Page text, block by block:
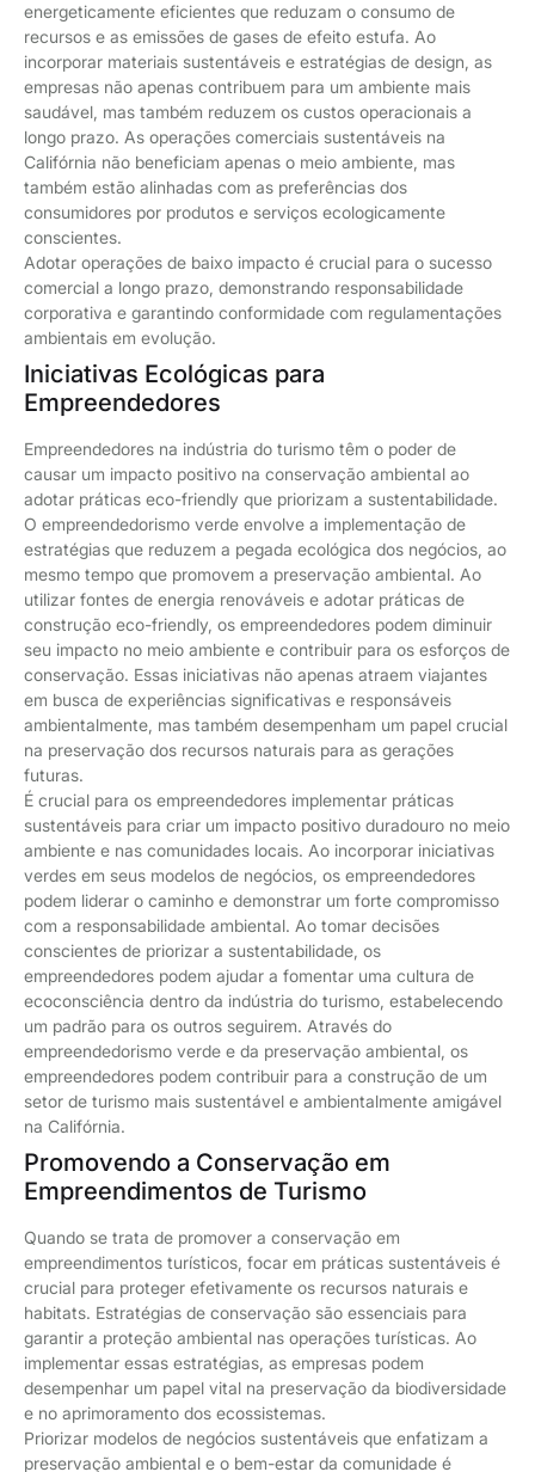
energeticamente eficientes que reduzam o consumo de
recursos e as emissões de gases de efeito estufa. Ao
incorporar materiais sustentáveis e estratégias de design, as
empresas não apenas contribuem para um ambiente mais
saudável, mas também reduzem os custos operacionais a
longo prazo. As operações comerciais sustentáveis na
Califórnia não beneficiam apenas o meio ambiente, mas
também estão alinhadas com as preferências dos
consumidores por produtos e serviços ecologicamente
conscientes.
Adotar operações de baixo impacto é crucial para o sucesso
comercial a longo prazo, demonstrando responsabilidade
corporativa e garantindo conformidade com regulamentações
ambientais em evolução.
Iniciativas Ecológicas para
Empreendedores
Empreendedores na indústria do turismo têm o poder de
causar um impacto positivo na conservação ambiental ao
adotar práticas eco-friendly que priorizam a sustentabilidade.
O empreendedorismo verde envolve a implementação de
estratégias que reduzem a pegada ecológica dos negócios, ao
mesmo tempo que promovem a preservação ambiental. Ao
utilizar fontes de energia renováveis e adotar práticas de
construção eco-friendly, os empreendedores podem diminuir
seu impacto no meio ambiente e contribuir para os esforços de
conservação. Essas iniciativas não apenas atraem viajantes
em busca de experiências significativas e responsáveis
ambientalmente, mas também desempenham um papel crucial
na preservação dos recursos naturais para as gerações
futuras.
É crucial para os empreendedores implementar práticas
sustentáveis para criar um impacto positivo duradouro no meio
ambiente e nas comunidades locais. Ao incorporar iniciativas
verdes em seus modelos de negócios, os empreendedores
podem liderar o caminho e demonstrar um forte compromisso
com a responsabilidade ambiental. Ao tomar decisões
conscientes de priorizar a sustentabilidade, os
empreendedores podem ajudar a fomentar uma cultura de
ecoconsciência dentro da indústria do turismo, estabelecendo
um padrão para os outros seguirem. Através do
empreendedorismo verde e da preservação ambiental, os
empreendedores podem contribuir para a construção de um
setor de turismo mais sustentável e ambientalmente amigável
na Califórnia.
Promovendo a Conservação em
Empreendimentos de Turismo
Quando se trata de promover a conservação em
empreendimentos turísticos, focar em práticas sustentáveis é
crucial para proteger efetivamente os recursos naturais e
habitats. Estratégias de conservação são essenciais para
garantir a proteção ambiental nas operações turísticas. Ao
implementar essas estratégias, as empresas podem
desempenhar um papel vital na preservação da biodiversidade
e no aprimoramento dos ecossistemas.
Priorizar modelos de negócios sustentáveis que enfatizam a
preservação ambiental e o bem-estar da comunidade é